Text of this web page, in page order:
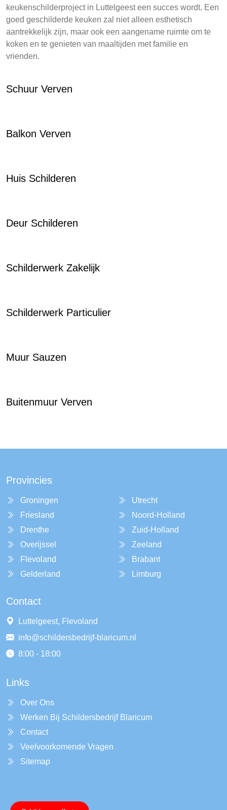
keukenschilderproject in Luttelgeest een succes wordt. Een
goed geschilderde keuken zal niet alleen esthetisch
aantrekkelijk zijn, maar ook een aangename ruimte om te
koken en te genieten van maaltijden met familie en
vrienden.
Schuur Verven
Balkon Verven
Huis Schilderen
Deur Schilderen
Schilderwerk Zakelijk
Schilderwerk Particulier
Muur Sauzen
Buitenmuur Verven
Provincies
Groningen
Friesland
Drenthe
Overijssel
Flevoland
Gelderland
Utrecht
Noord-Holland
Zuid-Holland
Zeeland
Brabant
Limburg
Contact
Luttelgeest, Flevoland
info@schildersbedrijf-blaricum.nl
8:00 - 18:00
Links
Over Ons
Werken Bij Schildersbedrijf Blaricum
Contact
Veelvoorkomende Vragen
Sitemap